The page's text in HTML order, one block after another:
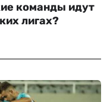
команды идут
лигах?